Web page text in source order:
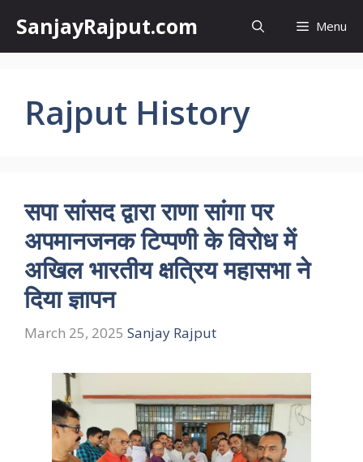
content
SanjayRajput.com Menu
Rajput History
सपा सांसद द्वारा राणा सांगा पर
अपमानजनक टिप्पणी के विरोध में
अखिल भारतीय क्षत्रिय महासभा ने
दिया ज्ञापन
March 25, 2025 Sanjay Rajput